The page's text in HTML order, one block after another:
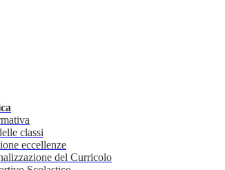
classi
eccellenze
del Curricolo